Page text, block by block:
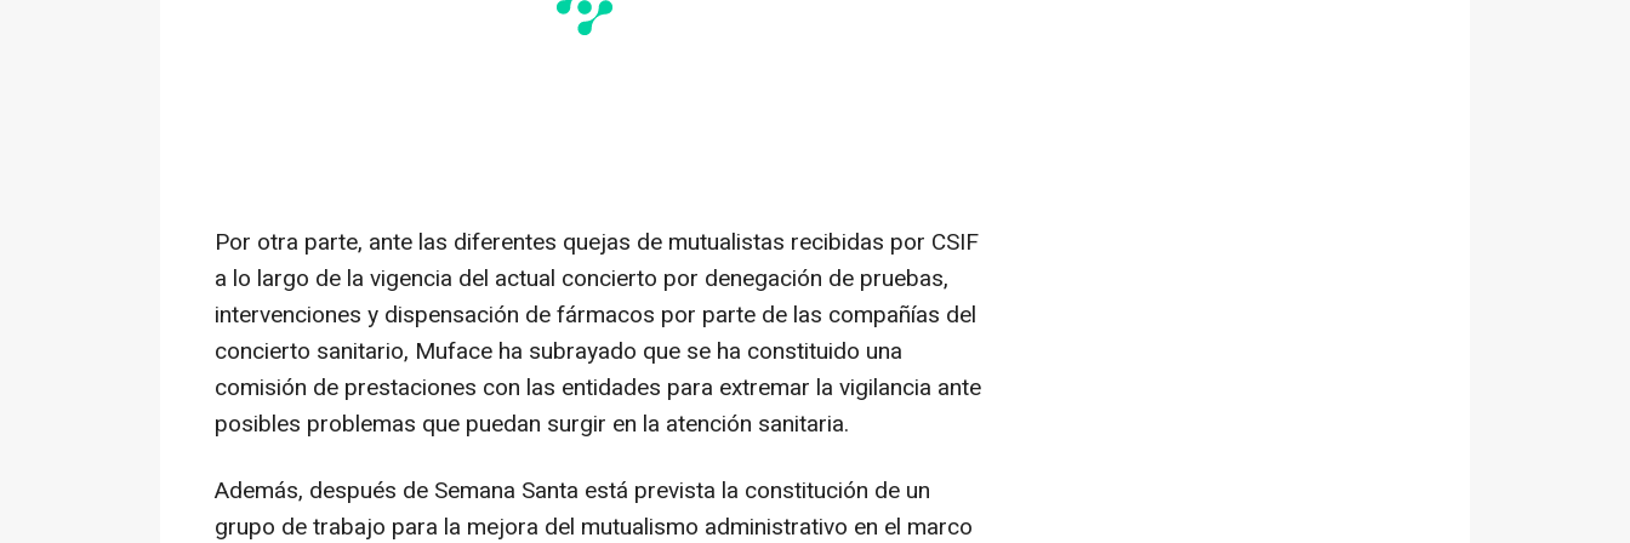
Por otra parte, ante las diferentes quejas de mutualistas recibidas por CSIF
a lo largo de la vigencia del actual concierto por denegación de pruebas,
intervenciones y dispensación de fármacos por parte de las compañías del
concierto sanitario, Muface ha subrayado que se ha constituido una
comisión de prestaciones con las entidades para extremar la vigilancia ante
posibles problemas que puedan surgir en la atención sanitaria.
Además, después de Semana Santa está prevista la constitución de un
grupo de trabajo para la mejora del mutualismo administrativo en el marco